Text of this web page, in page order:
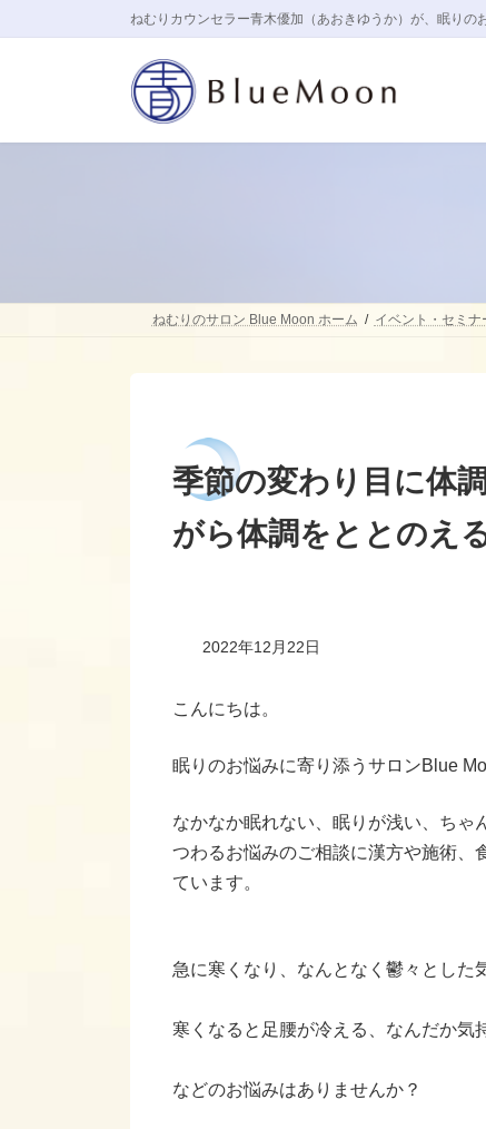
ねむりカウンセラー青木優加（あおきゆうか）が、眠りの
ねむりのサロン Blue Moon ホーム イベント・セミナ
季節の変わり目に体
がら体調をととのえ
2022年12月22日
こんにちは。
眠りのお悩みに寄り添うサロンBlue
なかなか眠れない、眠りが浅い、ち
つわるお悩みのご相談に漢方や施術、
ています。
急に寒くなり、なんとなく鬱々とした
寒くなると足腰が冷える、なんだか気
などのお悩みはありませんか？